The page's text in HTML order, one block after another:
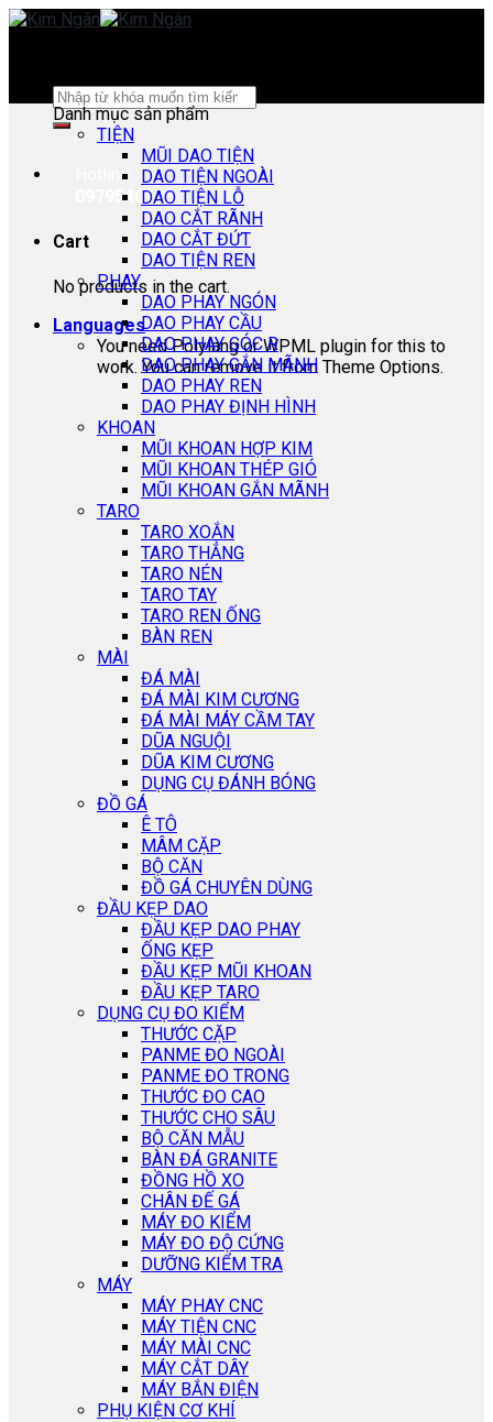
Skip
Search
for:
Hotline:
0979540178
Cart
No products in the cart.
Languages
You need Polylang or WPML plugin for this to
work. You can remove it from Theme Options.
Danh mục sản phẩm
TIỆN
MŨI DAO TIỆN
DAO TIỆN NGOÀI
DAO TIỆN LỖ
DAO CẮT RÃNH
DAO CẮT ĐỨT
DAO TIỆN REN
PHAY
DAO PHAY NGÓN
DAO PHAY CẦU
DAO PHAY GÓC R
DAO PHAY GẮN MÃNH
DAO PHAY REN
DAO PHAY ĐỊNH HÌNH
KHOAN
MŨI KHOAN HỢP KIM
MŨI KHOAN THÉP GIÓ
MŨI KHOAN GẮN MÃNH
TARO
TARO XOẮN
TARO THẲNG
TARO NÉN
TARO TAY
TARO REN ỐNG
BÀN REN
MÀI
ĐÁ MÀI
ĐÁ MÀI KIM CƯƠNG
ĐÁ MÀI MÁY CẦM TAY
DŨA NGUỘI
DŨA KIM CƯƠNG
DỤNG CỤ ĐÁNH BÓNG
ĐỒ GÁ
Ê TÔ
MÂM CẶP
BỘ CĂN
ĐỒ GÁ CHUYÊN DÙNG
ĐẦU KẸP DAO
ĐẦU KẸP DAO PHAY
ỐNG KẸP
ĐẦU KẸP MŨI KHOAN
ĐẦU KẸP TARO
DỤNG CỤ ĐO KIỂM
THƯỚC CẶP
PANME ĐO NGOÀI
PANME ĐO TRONG
THƯỚC ĐO CAO
THƯỚC CHO SÂU
BỘ CĂN MẪU
BÀN ĐÁ GRANITE
ĐỒNG HỒ XO
CHÂN ĐẾ GÁ
MÁY ĐO KIỂM
MÁY ĐO ĐỘ CỨNG
DƯỠNG KIỂM TRA
MÁY
MÁY PHAY CNC
MÁY TIỆN CNC
MÁY MÀI CNC
MÁY CẮT DÂY
MÁY BẮN ĐIỆN
PHỤ KIỆN CƠ KHÍ